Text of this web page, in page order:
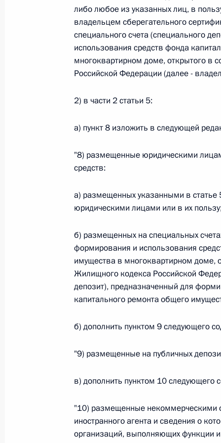
Министров Киргизской Республики о
по вопросам внутренних дел и миграции
26 июля 2026 года
Федеральный закон от
Федерального закона «Об обеспечении
Федеральный закон от
26 июля 2026 года
Федеральный закон от
О внесении изменения в статью 6
26 июля 2026 года
Федеральный закон от
правонарушениях
Федеральный закон от
О ратификации Соглашения между
Республики Беларусь о сотрудничестве
либо любое из указанных лиц, в
владельцем сберегательного
специального счета (специального
использования средств фонда
многоквартирном доме, открытого в
Российской Федерации (далее -
2) в части 2 статьи 5:
а) пункт 8 изложить в следующей
"8) размещенные юридическими
средств:
а) размещенных указанными в
юридическими лицами или в их
б) размещенных на специальных
формирования и использования
имущества в многоквартирном доме,
Жилищного кодекса Российской
депозит), предназначенный для
капитального ремонта общего
б) дополнить пунктом 9 следующего
"9) размещенные на публичных
в) дополнить пунктом 10 следующего
"10) размещенные некоммерческими
иностранного агента и сведения о
организаций, выполняющих функции